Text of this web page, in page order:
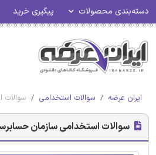
دسته‌بندی محصولات پیگیری خرید
ایران عرضه سوالات استخدامی
سوالات استخدامی سازمان